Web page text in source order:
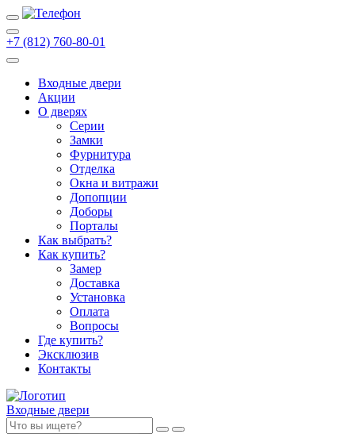
+7 (812) 760-80-01
Входные двери
Акции
О дверях
Cерии
Замки
Фурнитура
Отделка
Окна и витражи
Допопции
Доборы
Порталы
Как выбрать?
Как купить?
Замер
Доставка
Установка
Оплата
Вопросы
Где купить?
Эксклюзив
Контакты
Входные двери